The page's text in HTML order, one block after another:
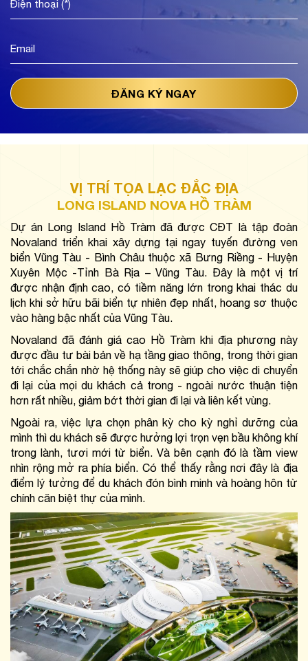
VỊ TRÍ TỌA LẠC ĐẮC ĐỊA
LONG ISLAND NOVA HỒ TRÀM
Dự án Long Island Hồ Tràm đã được CĐT là tập đoàn
Novaland triển khai xây dựng tại ngay tuyến đường ven
biển Vũng Tàu - Bình Châu thuộc xã Bưng Riềng - Huyện
Xuyên Mộc -Tỉnh Bà Rịa – Vũng Tàu. Đây là một vị trí
được nhận định cao, có tiềm năng lớn trong khai thác du
lịch khi sở hữu bãi biển tự nhiên đẹp nhất, hoang sơ thuộc
vào hàng bậc nhất của Vũng Tàu.
Novaland đã đánh giá cao Hồ Tràm khi địa phương này
được đầu tư bài bản về hạ tầng giao thông, trong thời gian
tới chắc chắn nhờ hệ thống này sẽ giúp cho việc di chuyển
đi lại của mọi du khách cả trong - ngoài nước thuận tiện
hơn rất nhiều, giảm bớt thời gian đi lại và liên kết vùng.
Ngoài ra, việc lựa chọn phân kỳ cho kỳ nghỉ dưỡng của
mình thì du khách sẽ được hưởng lợi trọn vẹn bầu không khí
trong lành, tươi mới từ biển. Và bên cạnh đó là tầm view
nhìn rộng mở ra phía biển. Có thể thấy rằng nơi đây là địa
điểm lý tưởng để du khách đón bình minh và hoàng hôn từ
chính căn biệt thự của mình.